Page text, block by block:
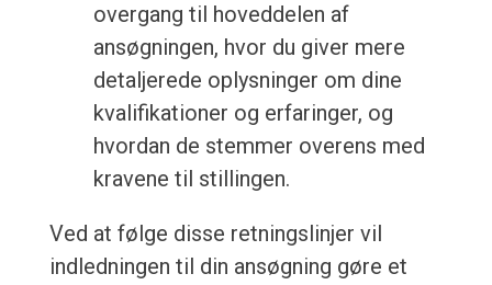
overgang til hoveddelen af
ansøgningen, hvor du giver mere
detaljerede oplysninger om dine
kvalifikationer og erfaringer, og
hvordan de stemmer overens med
kravene til stillingen.
Ved at følge disse retningslinjer vil
indledningen til din ansøgning gøre et